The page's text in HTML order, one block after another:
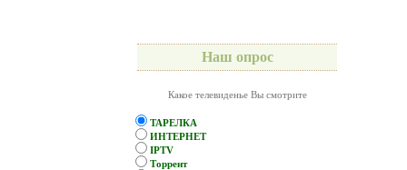
Наш опрос
Какое телевиденье Вы смотрите
ТАРЕЛКА
ИНТЕРНЕТ
IPTV
Торрент